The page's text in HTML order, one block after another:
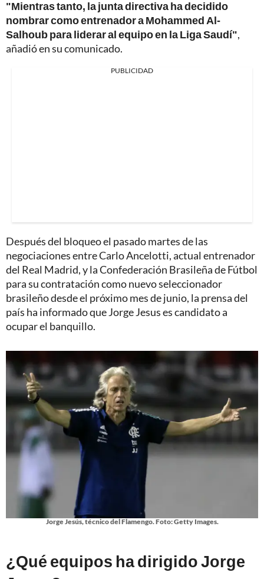
"Mientras tanto, la junta directiva ha decidido
nombrar como entrenador a Mohammed Al-
Salhoub para liderar al equipo en la Liga Saudí",
añadió en su comunicado.
PUBLICIDAD
Después del bloqueo el pasado martes de las
negociaciones entre Carlo Ancelotti, actual entrenador
del Real Madrid, y la Confederación Brasileña de Fútbol
para su contratación como nuevo seleccionador
brasileño desde el próximo mes de junio, la prensa del
país ha informado que Jorge Jesus es candidato a
ocupar el banquillo.
Jorge Jesús, técnico del Flamengo. Foto: Getty Images.
¿Qué equipos ha dirigido Jorge